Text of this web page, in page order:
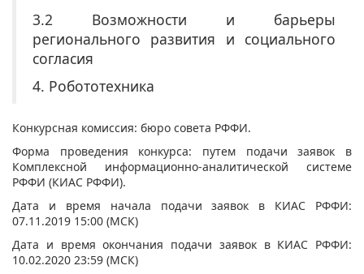
3.2 Возможности и барьеры
регионального развития и социального
согласия
4. Робототехника
Конкурсная комиссия: бюро совета РФФИ.
Форма проведения конкурса: путем подачи заявок в
Комплексной информационно-аналитической системе
РФФИ (КИАС РФФИ).
Дата и время начала подачи заявок в КИАС РФФИ:
07.11.2019 15:00 (МСК)
Дата и время окончания подачи заявок в КИАС РФФИ:
10.02.2020 23:59 (МСК)